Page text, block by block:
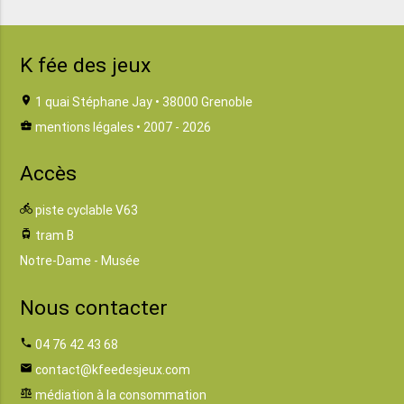
K fée des jeux
location_on 1 quai Stéphane Jay • 38000 Grenoble
business_center mentions légales • 2007 - 2026
Accès
directions_bike piste cyclable V63
tram tram B
Notre-Dame - Musée
Nous contacter
phone 04 76 42 43 68
email contact@kfeedesjeux.com
balance médiation à la consommation